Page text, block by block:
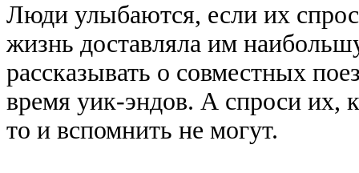
Люди улыбаются, если их
жизнь доставляла им
рассказывать о совместных
время уик-эндов. А спроси их,
то и вспомнить не могут.